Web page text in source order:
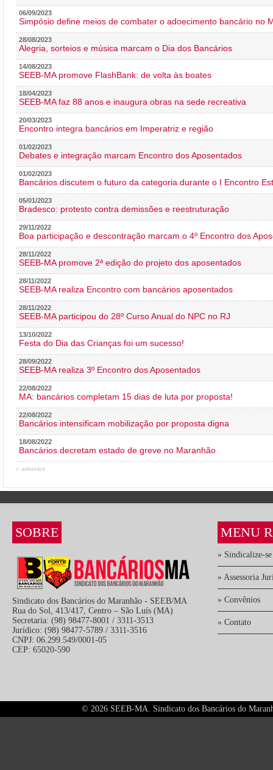
06/09/2023
Simpósio define meios de combater o adoecimento bancário no
28/08/2023
Alegria, sorteios e música marcam o Dia dos Bancários
14/08/2023
SEEB-MA promove FlashBank: de volta às boates
18/04/2023
SEEB-MA faz 88 anos e inaugura obras na sede recreativa
20/03/2023
Encontro integra bancários em Imperatriz e região
01/02/2023
Debates e integração marcam Encontro dos Aposentados
01/02/2023
Bancários discutem o futuro da categoria durante o I Encontro
05/01/2023
Bradesco: protesto contra demissões e reestruturação
29/11/2022
Boa participação e descontração marcam o 4º Encontro dos
28/11/2022
SEEB-MA promove 2ª edição do projeto dos aposentados
28/11/2022
SEEB-MA realiza Encontro com bancários aposentados
28/11/2022
SEEB-MA participou do 28º Curso Anual do NPC no RJ
13/10/2022
Festa do Dia das Crianças foi um sucesso!
28/09/2022
SEEB-MA realiza 3º Encontro dos Aposentados
22/08/2022
MA: bancários completam 15 dias de luta por proposta!
22/08/2022
Bancários intensificam mobilização por proposta digna
18/08/2022
Bancários decretam estado de greve no Maranhão
« anterior
SOBRE
Sindicato dos Bancários do Maranhão - SEEB/MA
Rua do Sol, 413/417, Centro – São Luís (MA)
Secretaria: (98) 98477-8001 / 3311-3513
Jurídico: (98) 98477-5789 / 3311-3516
CNPJ: 06.299.549/0001-05
CEP: 65020-590
MENU
» Sindicalize-se
» Assessoria
» Convênios
» Contato
© 2026 SEEB-MA. Sindicato dos Bancários do